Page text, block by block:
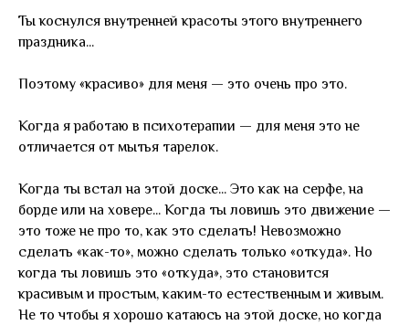
Ты коснулся внутренней красоты этого внутреннего
праздника...
Поэтому «красиво» для меня — это очень про это.
Когда я работаю в психотерапии — для меня это не
отличается от мытья тарелок.
Когда ты встал на этой доске... Это как на серфе, на
борде или на ховере... Когда ты ловишь это движение —
это тоже не про то, как это сделать! Невозможно
сделать «как-то», можно сделать только «откуда». Но
когда ты ловишь это «откуда», это становится
красивым и простым, каким-то естественным и живым.
Не то чтобы я хорошо катаюсь на этой доске, но когда